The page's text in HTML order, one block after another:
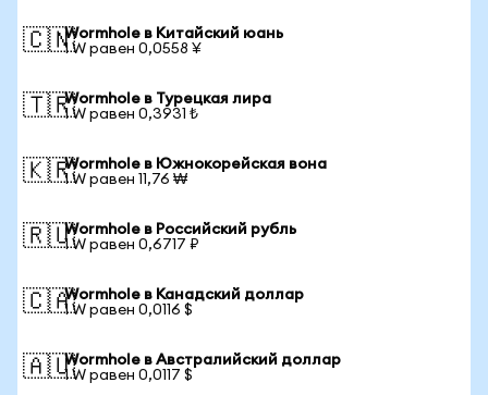
🇨🇳Wormhole в Китайский юань
1 W равен 0,0558 ¥
🇹🇷Wormhole в Турецкая лира
1 W равен 0,3931 ₺
🇰🇷Wormhole в Южнокорейская вона
1 W равен 11,76 ₩
🇷🇺Wormhole в Российский рубль
1 W равен 0,6717 ₽
🇨🇦Wormhole в Канадский доллар
1 W равен 0,0116 $
🇦🇺Wormhole в Австралийский доллар
1 W равен 0,0117 $